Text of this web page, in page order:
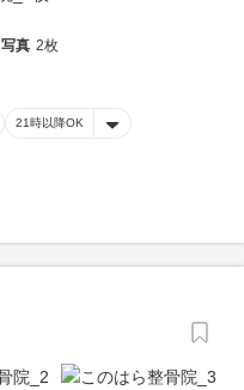
写真 2枚
21時以降OK